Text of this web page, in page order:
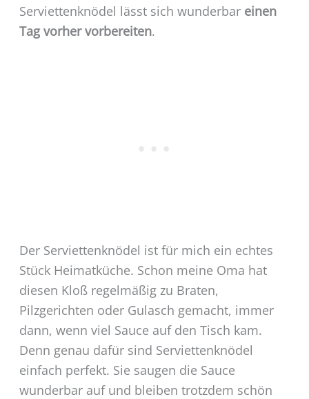
Serviettenknödel lässt sich wunderbar einen
Tag vorher vorbereiten.
Der Serviettenknödel ist für mich ein echtes
Stück Heimatküche. Schon meine Oma hat
diesen Kloß regelmäßig zu Braten,
Pilzgerichten oder Gulasch gemacht, immer
dann, wenn viel Sauce auf den Tisch kam.
Denn genau dafür sind Serviettenknödel
einfach perfekt. Sie saugen die Sauce
wunderbar auf und bleiben trotzdem schön